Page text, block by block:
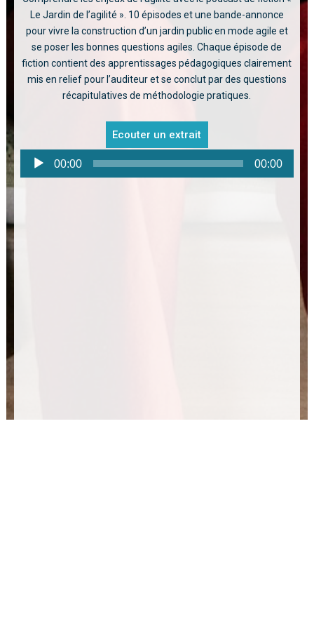
Le Jardin de l’agilité ». 10 épisodes et une bande-annonce
pour vivre la construction d’un jardin public en mode agile et
se poser les bonnes questions agiles. Chaque épisode de
fiction contient des apprentissages pédagogiques clairement
mis en relief pour l’auditeur et se conclut par des questions
récapitulatives de méthodologie pratiques.
Ecouter un extrait
00:00 00:00